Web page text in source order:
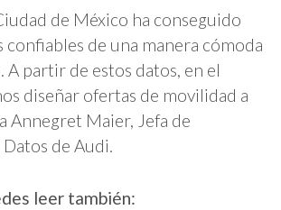
de México ha conseguido
de una manera cómoda
A partir de estos datos, en el
diseñar ofertas de movilidad a
Annegret Maier, Jefa de
de Audi.
leer también: